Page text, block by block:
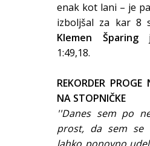
enak kot lani – je
izboljšal za kar 8
Klemen Šparing
1:49,18.
REKORDER PROGE
NA STOPNIČKE
''Danes sem po
prost, da sem se